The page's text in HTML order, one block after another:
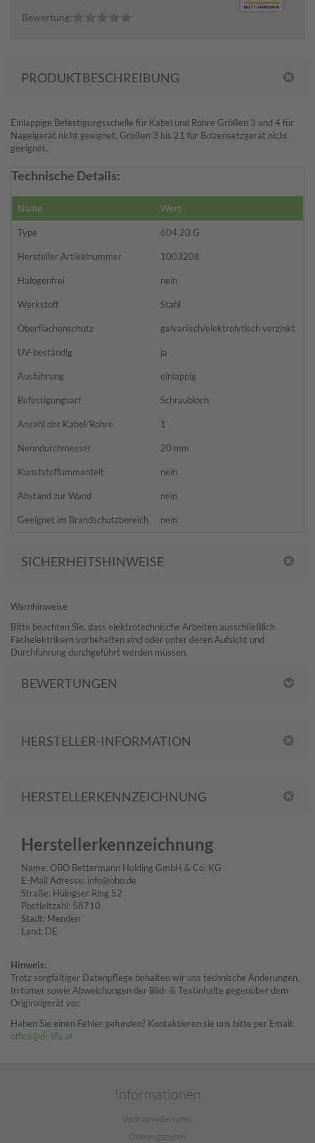
Bewertung:
PRODUKTBESCHREIBUNG
Einlappige Befestigungsschelle für Kabel und Rohre Größen 3 und 4 für
Nagelgerät nicht geeignet. Größen 3 bis 21 für Bolzensetzgerät nicht
geeignet.
Technische Details:
Name Wert
Type 604 20 G
Hersteller Artikelnummer 1003208
Halogenfrei nein
Werkstoff Stahl
Oberflächenschutz galvanisch/elektrolytisch verzinkt
UV-beständig ja
Ausführung einlappig
Befestigungsart Schraubloch
Anzahl der Kabel/Rohre 1
Nenndurchmesser 20 mm
Kunststoffummantelt nein
Abstand zur Wand nein
Geeignet im Brandschutzbereich nein
SICHERHEITSHINWEISE
Warnhinweise
Bitte beachten Sie, dass elektrotechnische Arbeiten ausschließlich
Fachelektrikern vorbehalten sind oder unter deren Aufsicht und
Durchführung durchgeführt werden müssen.​
BEWERTUNGEN
HERSTELLER-INFORMATION
HERSTELLERKENNZEICHNUNG
Herstellerkennzeichnung
Name: OBO Bettermann Holding GmbH & Co. KG
E-Mail Adresse: info@obo.de
Straße: Hüingser Ring 52
Postleitzahl: 58710
Stadt: Menden
Land: DE
Hinweis:
Trotz sorgfältiger Datenpflege behalten wir uns technische Änderungen,
Irrtümer sowie Abweichungen der Bild- & Textinhalte gegenüber dem
Originalgerät vor.
Haben Sie einen Fehler gefunden? Kontaktieren sie uns bitte per Email:
office@di-life.at
Informationen
Vertrag widerrufen
Öffnungszeiten